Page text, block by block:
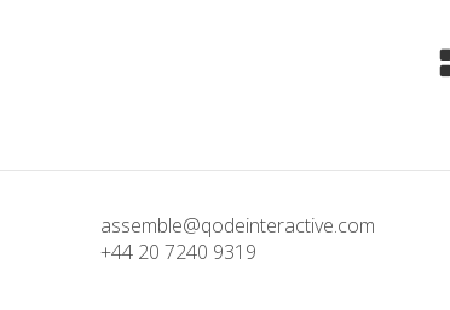
assemble@qodeinteractive.com
+44 20 7240 9319